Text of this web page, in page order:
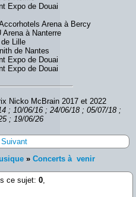
Expo de Douai
Arena à Bercy
Arena à Nanterre
de Lille
de Nantes
Expo de Douai
Expo de Douai
Nicko McBrain 2017 et 2022
; 10/06/16 ; 24/06/18 ; 05/07/18 ;
; 19/06/26
Suivant
» Concerts à venir
ce sujet: 0